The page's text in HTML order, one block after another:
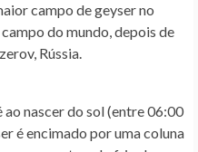
campo de geyser no
do mundo, depois de
Rússia.
nascer do sol (entre 06:00
é encimado por uma coluna